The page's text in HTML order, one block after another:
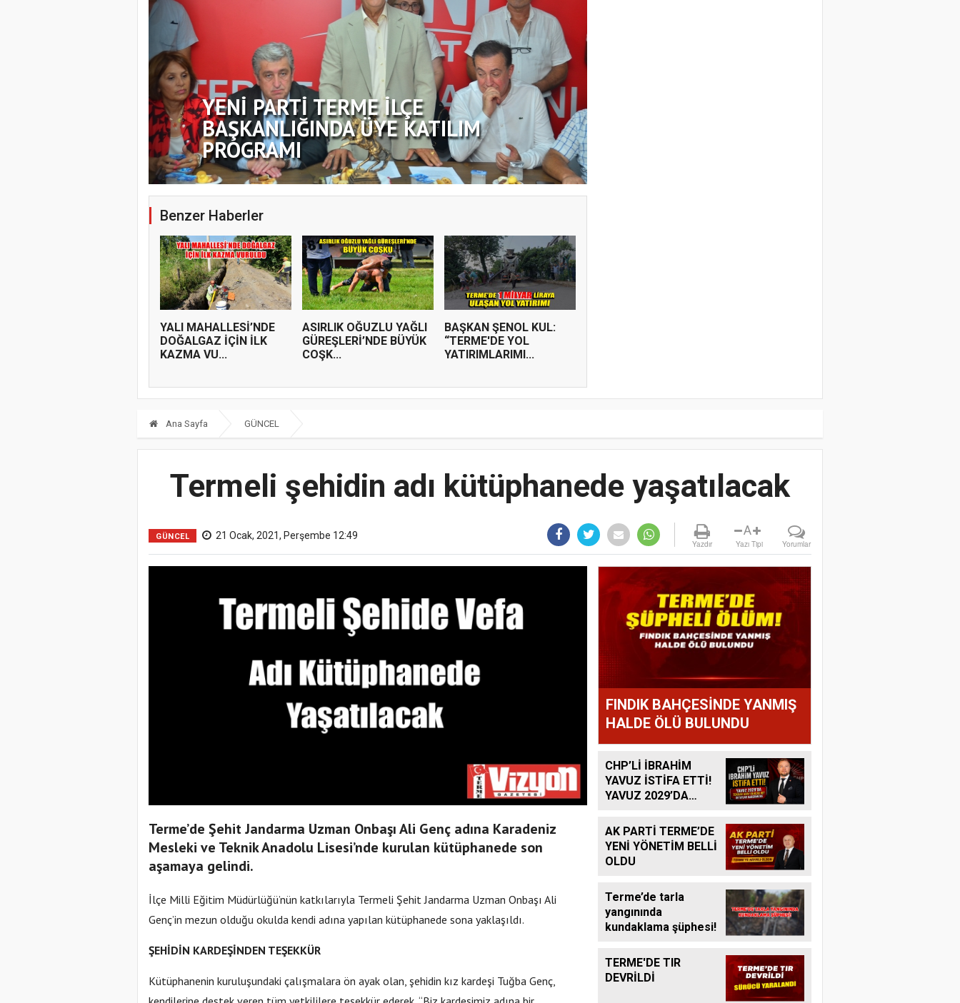
YENİ PARTİ TERME İLÇE
BAŞKANLIĞINDA ÜYE KATILIM
PROGRAMI
Benzer Haberler
YALI MAHALLESİ’NDE
DOĞALGAZ İÇİN İLK
KAZMA VU...
ASIRLIK OĞUZLU YAĞLI
GÜREŞLERİ’NDE BÜYÜK
COŞK...
BAŞKAN ŞENOL KUL:
“TERME'DE YOL
YATIRIMLARIMI...
Ana Sayfa GÜNCEL
Termeli şehidin adı kütüphanede yaşatılacak
GÜNCEL 21 Ocak, 2021, Perşembe 12:49
Yazdır
A
Yazı Tipi Yorumlar
Terme’de Şehit Jandarma Uzman Onbaşı Ali Genç adına Karadeniz
Mesleki ve Teknik Anadolu Lisesi’nde kurulan kütüphanede son
aşamaya gelindi.
İlçe Milli Eğitim Müdürlüğü’nün katkılarıyla Termeli Şehit Jandarma Uzman Onbaşı Ali
Genç’in mezun olduğu okulda kendi adına yapılan kütüphanede sona yaklaşıldı.
ŞEHİDİN KARDEŞİNDEN TEŞEKKÜR
Kütüphanenin kuruluşundaki çalışmalara ön ayak olan, şehidin kız kardeşi Tuğba Genç,
FINDIK BAHÇESİNDE YANMIŞ
HALDE ÖLÜ BULUNDU
CHP’Lİ İBRAHİM
YAVUZ İSTİFA ETTİ!
YAVUZ 2029’DA
OLACAK MI?
AK PARTİ TERME’DE
YENİ YÖNETİM BELLİ
OLDU
Terme’de tarla
yangınında
kundaklama şüphesi!
TERME'DE TIR
DEVRİLDİ